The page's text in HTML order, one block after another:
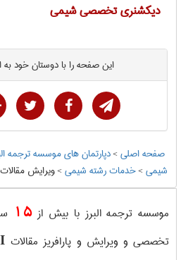
دیکشنری تخصصی شیمی
این صفحه را با دوستان خود به
صفحه اصلی>دپارتمان های موسسه ترجمه
شيمی>خدمات رشته شيمی>ويرايش مقالات ISI شيمی
موسسه ترجمه البرز با بیش از15
تخصصی و ویرایش و پارافریز مقالات